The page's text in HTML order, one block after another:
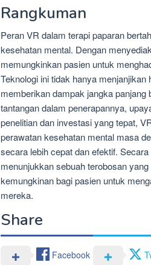
Rangkuman
Peran VR dalam terapi paparan
kesehatan mental. Dengan
memungkinkan pasien untuk
Teknologi ini tidak hanya
memberikan dampak jangka
tantangan dalam penerapannya,
penelitian dan investasi yang tepat,
perawatan kesehatan mental masa
secara lebih cepat dan efektif.
menunjukkan sebuah terobosan
kemungkinan bagi pasien untuk
mereka.
Share
Facebook